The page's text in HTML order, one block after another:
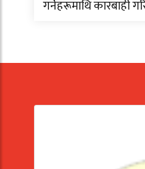
गर्नेहरूमाथि कारबाही